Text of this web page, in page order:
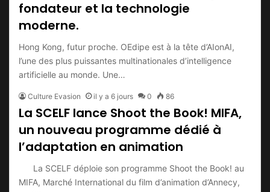
fondateur et la technologie
moderne.
Hong Kong, futur proche. OEdipe est à la tête d’AIonAI,
l’une des plus puissantes multinationales d’intelligence
artificielle au monde. Une…
Culture Evasion il y a 6 jours 0 86
La SCELF lance Shoot the Book! MIFA,
un nouveau programme dédié à
l’adaptation en animation
La SCELF déploie son programme Shoot the Book! au
MIFA, Marché International du film d’animation d’Annecy,